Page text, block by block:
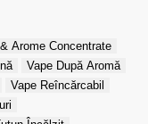
Arome Concentrate
Vape După Aromă
Vape Reîncărcabil